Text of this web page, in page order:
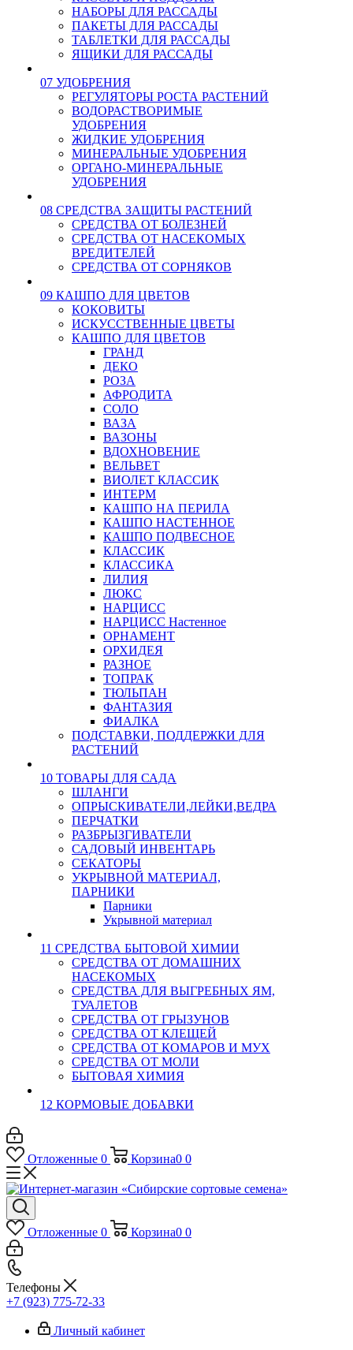
НАБОРЫ ДЛЯ РАССАДЫ
ПАКЕТЫ ДЛЯ РАССАДЫ
ТАБЛЕТКИ ДЛЯ РАССАДЫ
ЯЩИКИ ДЛЯ РАССАДЫ
07 УДОБРЕНИЯ
РЕГУЛЯТОРЫ РОСТА РАСТЕНИЙ
ВОДОРАСТВОРИМЫЕ
УДОБРЕНИЯ
ЖИДКИЕ УДОБРЕНИЯ
МИНЕРАЛЬНЫЕ УДОБРЕНИЯ
ОРГАНО-МИНЕРАЛЬНЫЕ
УДОБРЕНИЯ
08 СРЕДСТВА ЗАЩИТЫ РАСТЕНИЙ
СРЕДСТВА ОТ БОЛЕЗНЕЙ
СРЕДСТВА ОТ НАСЕКОМЫХ
ВРЕДИТЕЛЕЙ
СРЕДСТВА ОТ СОРНЯКОВ
09 КАШПО ДЛЯ ЦВЕТОВ
КОКОВИТЫ
ИСКУССТВЕННЫЕ ЦВЕТЫ
КАШПО ДЛЯ ЦВЕТОВ
ГРАНД
ДЕКО
РОЗА
АФРОДИТА
СОЛО
ВАЗА
ВАЗОНЫ
ВДОХНОВЕНИЕ
ВЕЛЬВЕТ
ВИОЛЕТ КЛАССИК
ИНТЕРМ
КАШПО НА ПЕРИЛА
КАШПО НАСТЕННОЕ
КАШПО ПОДВЕСНОЕ
КЛАССИК
КЛАССИКА
ЛИЛИЯ
ЛЮКС
НАРЦИСС
НАРЦИСС Настенное
ОРНАМЕНТ
ОРХИДЕЯ
РАЗНОЕ
ТОПРАК
ТЮЛЬПАН
ФАНТАЗИЯ
ФИАЛКА
ПОДСТАВКИ, ПОДДЕРЖКИ ДЛЯ
РАСТЕНИЙ
10 ТОВАРЫ ДЛЯ САДА
ШЛАНГИ
ОПРЫСКИВАТЕЛИ,ЛЕЙКИ,ВЕДРА
ПЕРЧАТКИ
РАЗБРЫЗГИВАТЕЛИ
САДОВЫЙ ИНВЕНТАРЬ
СЕКАТОРЫ
УКРЫВНОЙ МАТЕРИАЛ,
ПАРНИКИ
Парники
Укрывной материал
11 СРЕДСТВА БЫТОВОЙ ХИМИИ
СРЕДСТВА ОТ ДОМАШНИХ
НАСЕКОМЫХ
СРЕДСТВА ДЛЯ ВЫГРЕБНЫХ ЯМ,
ТУАЛЕТОВ
СРЕДСТВА ОТ ГРЫЗУНОВ
СРЕДСТВА ОТ КЛЕЩЕЙ
СРЕДСТВА ОТ КОМАРОВ И МУХ
СРЕДСТВА ОТ МОЛИ
БЫТОВАЯ ХИМИЯ
12 КОРМОВЫЕ ДОБАВКИ
Отложенные 0 Корзина0 0
Отложенные 0 Корзина0 0
Телефоны
+7 (923) 775-72-33
Личный кабинет